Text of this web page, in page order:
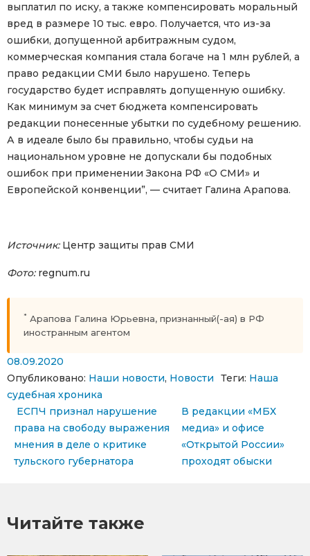
выплатил по иску, а также компенсировать моральный
вред в размере 10 тыс. евро. Получается, что из-за
ошибки, допущенной арбитражным судом,
коммерческая компания стала богаче на 1 млн рублей, а
право редакции СМИ было нарушено. Теперь
государство будет исправлять допущенную ошибку.
Как минимум за счет бюджета компенсировать
редакции понесенные убытки по судебному решению.
А в идеале было бы правильно, чтобы судьи на
национальном уровне не допускали бы подобных
ошибок при применении Закона РФ «О СМИ» и
Европейской конвенции”, — считает Галина Арапова.
Источник:Центр защиты прав СМИ
Фото:regnum.ru
* Арапова Галина Юрьевна, признанный(-ая) в РФ
иностранным агентом
08.09.2020
Опубликовано: Наши новости, Новости Теги: Наша
судебная хроника
Навигация по записям
ЕСПЧ признал нарушение
права на свободу выражения
мнения в деле о критике
тульского губернатора
В редакции «МБХ
медиа» и офисе
«Открытой России»
проходят обыски
Читайте также